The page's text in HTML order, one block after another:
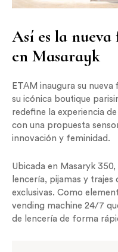
Así es la
en Masarayk
ETAM inaugura su
su icónica boutique
redefine la experiencia
con una propuesta
innovación y feminidad.
Ubicada en Masaryk
lencería, pijamas y
exclusivas. Como
vending machine 24/7
de lencería de forma